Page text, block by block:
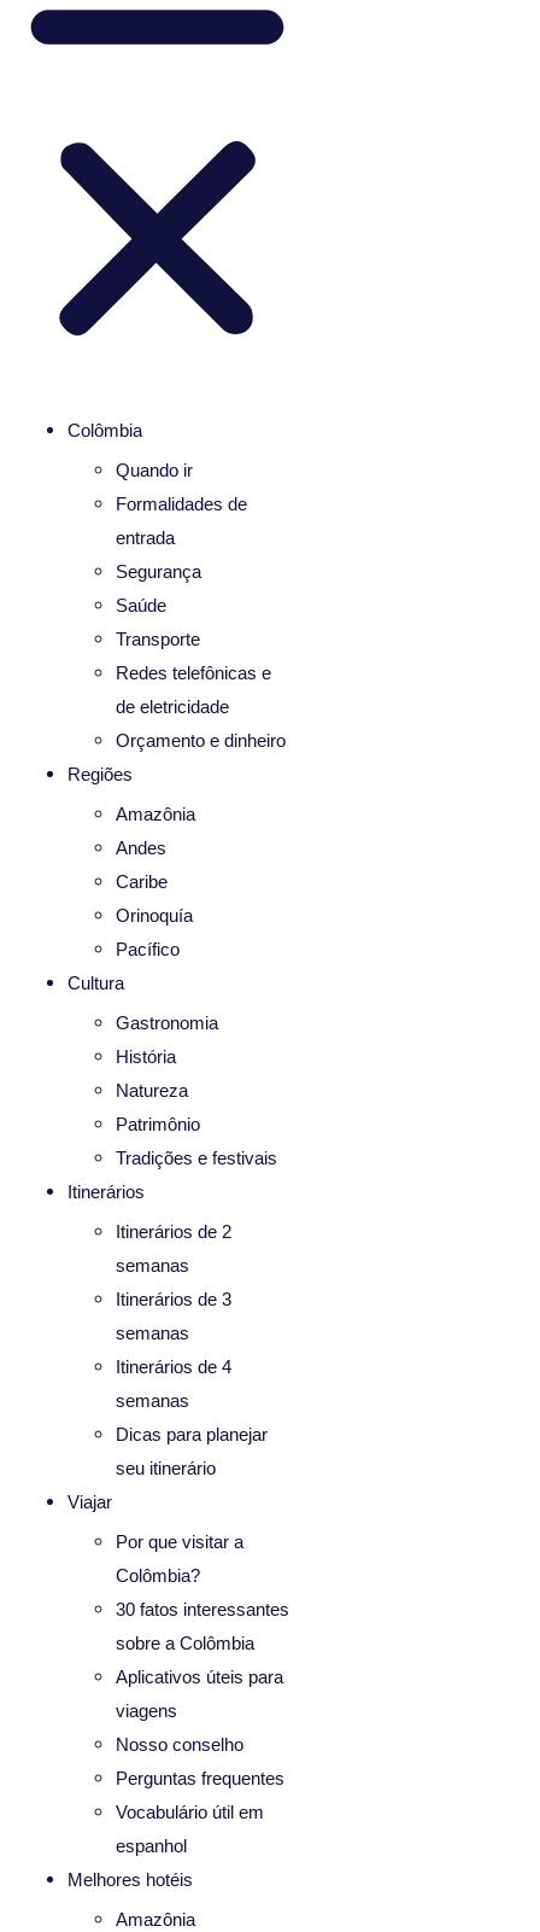
Colômbia
Quando ir
Formalidades de
entrada
Segurança
Saúde
Transporte
Redes telefônicas e
de eletricidade
Orçamento e dinheiro
Regiões
Amazônia
Andes
Caribe
Orinoquía
Pacífico
Cultura
Gastronomia
História
Natureza
Patrimônio
Tradições e festivais
Itinerários
Itinerários de 2
semanas
Itinerários de 3
semanas
Itinerários de 4
semanas
Dicas para planejar
seu itinerário
Viajar
Por que visitar a
Colômbia?
30 fatos interessantes
sobre a Colômbia
Aplicativos úteis para
viagens
Nosso conselho
Perguntas frequentes
Vocabulário útil em
espanhol
Melhores hotéis
Amazônia